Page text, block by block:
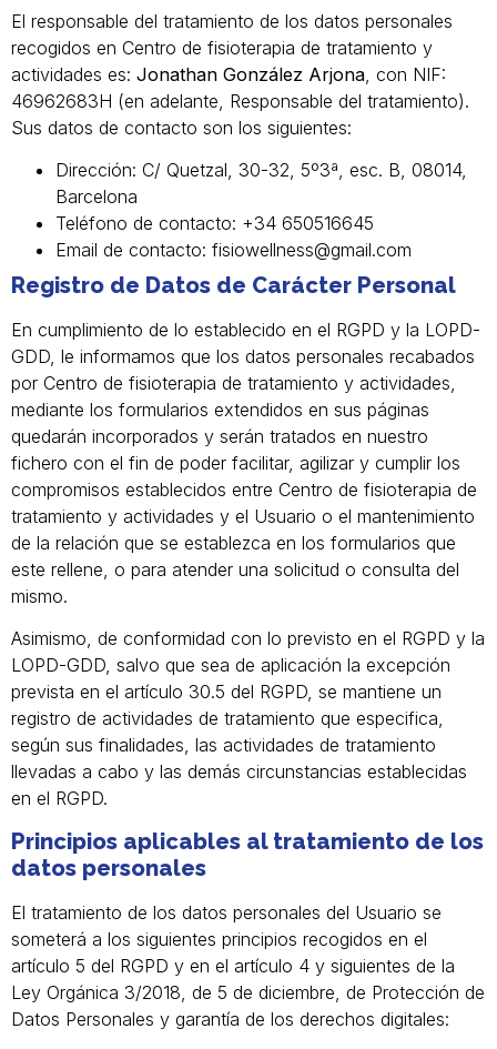
El responsable del tratamiento de los datos personales
recogidos en Centro de fisioterapia de tratamiento y
actividades es: Jonathan González Arjona , con NIF:
46962683H (en adelante, Responsable del tratamiento).
Sus datos de contacto son los siguientes:
Dirección: C/ Quetzal, 30-32, 5º3ª, esc. B, 08014,
Barcelona
Teléfono de contacto: +34 650516645
Email de contacto: fisiowellness@gmail.com
Registro de Datos de Carácter Personal
En cumplimiento de lo establecido en el RGPD y la LOPD-
GDD, le informamos que los datos personales recabados
por Centro de fisioterapia de tratamiento y actividades,
mediante los formularios extendidos en sus páginas
quedarán incorporados y serán tratados en nuestro
fichero con el fin de poder facilitar, agilizar y cumplir los
compromisos establecidos entre Centro de fisioterapia de
tratamiento y actividades y el Usuario o el mantenimiento
de la relación que se establezca en los formularios que
este rellene, o para atender una solicitud o consulta del
mismo.
Asimismo, de conformidad con lo previsto en el RGPD y la
LOPD-GDD, salvo que sea de aplicación la excepción
prevista en el artículo 30.5 del RGPD, se mantiene un
registro de actividades de tratamiento que especifica,
según sus finalidades, las actividades de tratamiento
llevadas a cabo y las demás circunstancias establecidas
en el RGPD.
Principios aplicables al tratamiento de los
datos personales
El tratamiento de los datos personales del Usuario se
someterá a los siguientes principios recogidos en el
artículo 5 del RGPD y en el artículo 4 y siguientes de la
Ley Orgánica 3/2018, de 5 de diciembre, de Protección de
Datos Personales y garantía de los derechos digitales: